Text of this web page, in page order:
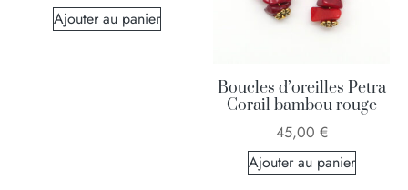
Ajouter au panier
Boucles d’oreilles Petra
Corail bambou rouge
45,00 €
Ajouter au panier